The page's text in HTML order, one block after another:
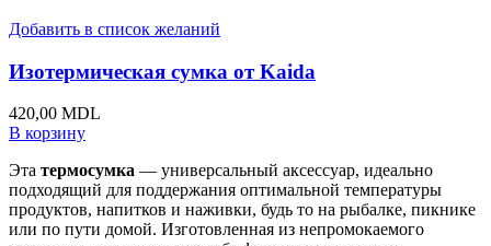
Добавить в список желаний
Изотермическая сумка от Kaida
420,00 MDL
В корзину
Эта термосумка — универсальный аксессуар, идеально
подходящий для поддержания оптимальной температуры
продуктов, напитков и наживки, будь то на рыбалке, пикнике
или по пути домой. Изготовленная из непромокаемого